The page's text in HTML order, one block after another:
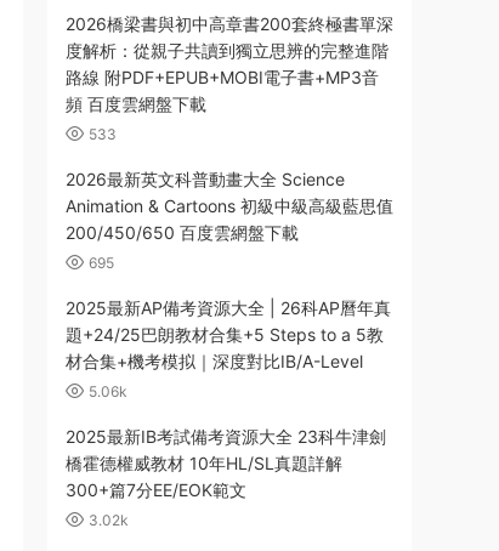
2026橋梁書與初中高章書200套終極書單深
度解析：從親子共讀到獨立思辨的完整進階
路線 附PDF+EPUB+MOBI電子書+MP3音
頻 百度雲網盤下載
533
2026最新英文科普動畫大全 Science
Animation & Cartoons 初級中級高級藍思值
200/450/650 百度雲網盤下載
695
2025最新AP備考資源大全 | 26科AP曆年真
題+24/25巴朗教材合集+5 Steps to a 5教
材合集+機考模拟｜深度對比IB/A-Level
5.06k
2025最新IB考試備考資源大全 23科牛津劍
橋霍德權威教材 10年HL/SL真題詳解
300+篇7分EE/EOK範文
3.02k